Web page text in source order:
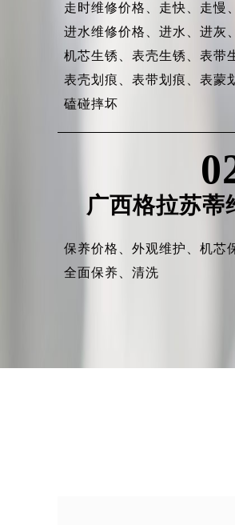
走时维修价格、 走快、 走慢
进水维修价格、进水、进灰、
机芯生锈、表壳生锈、表带
表壳划痕、表带划痕、表蒙
磕碰摔坏
广西格拉苏蒂
保养价格、外观维护、机芯
全面保养、清洗